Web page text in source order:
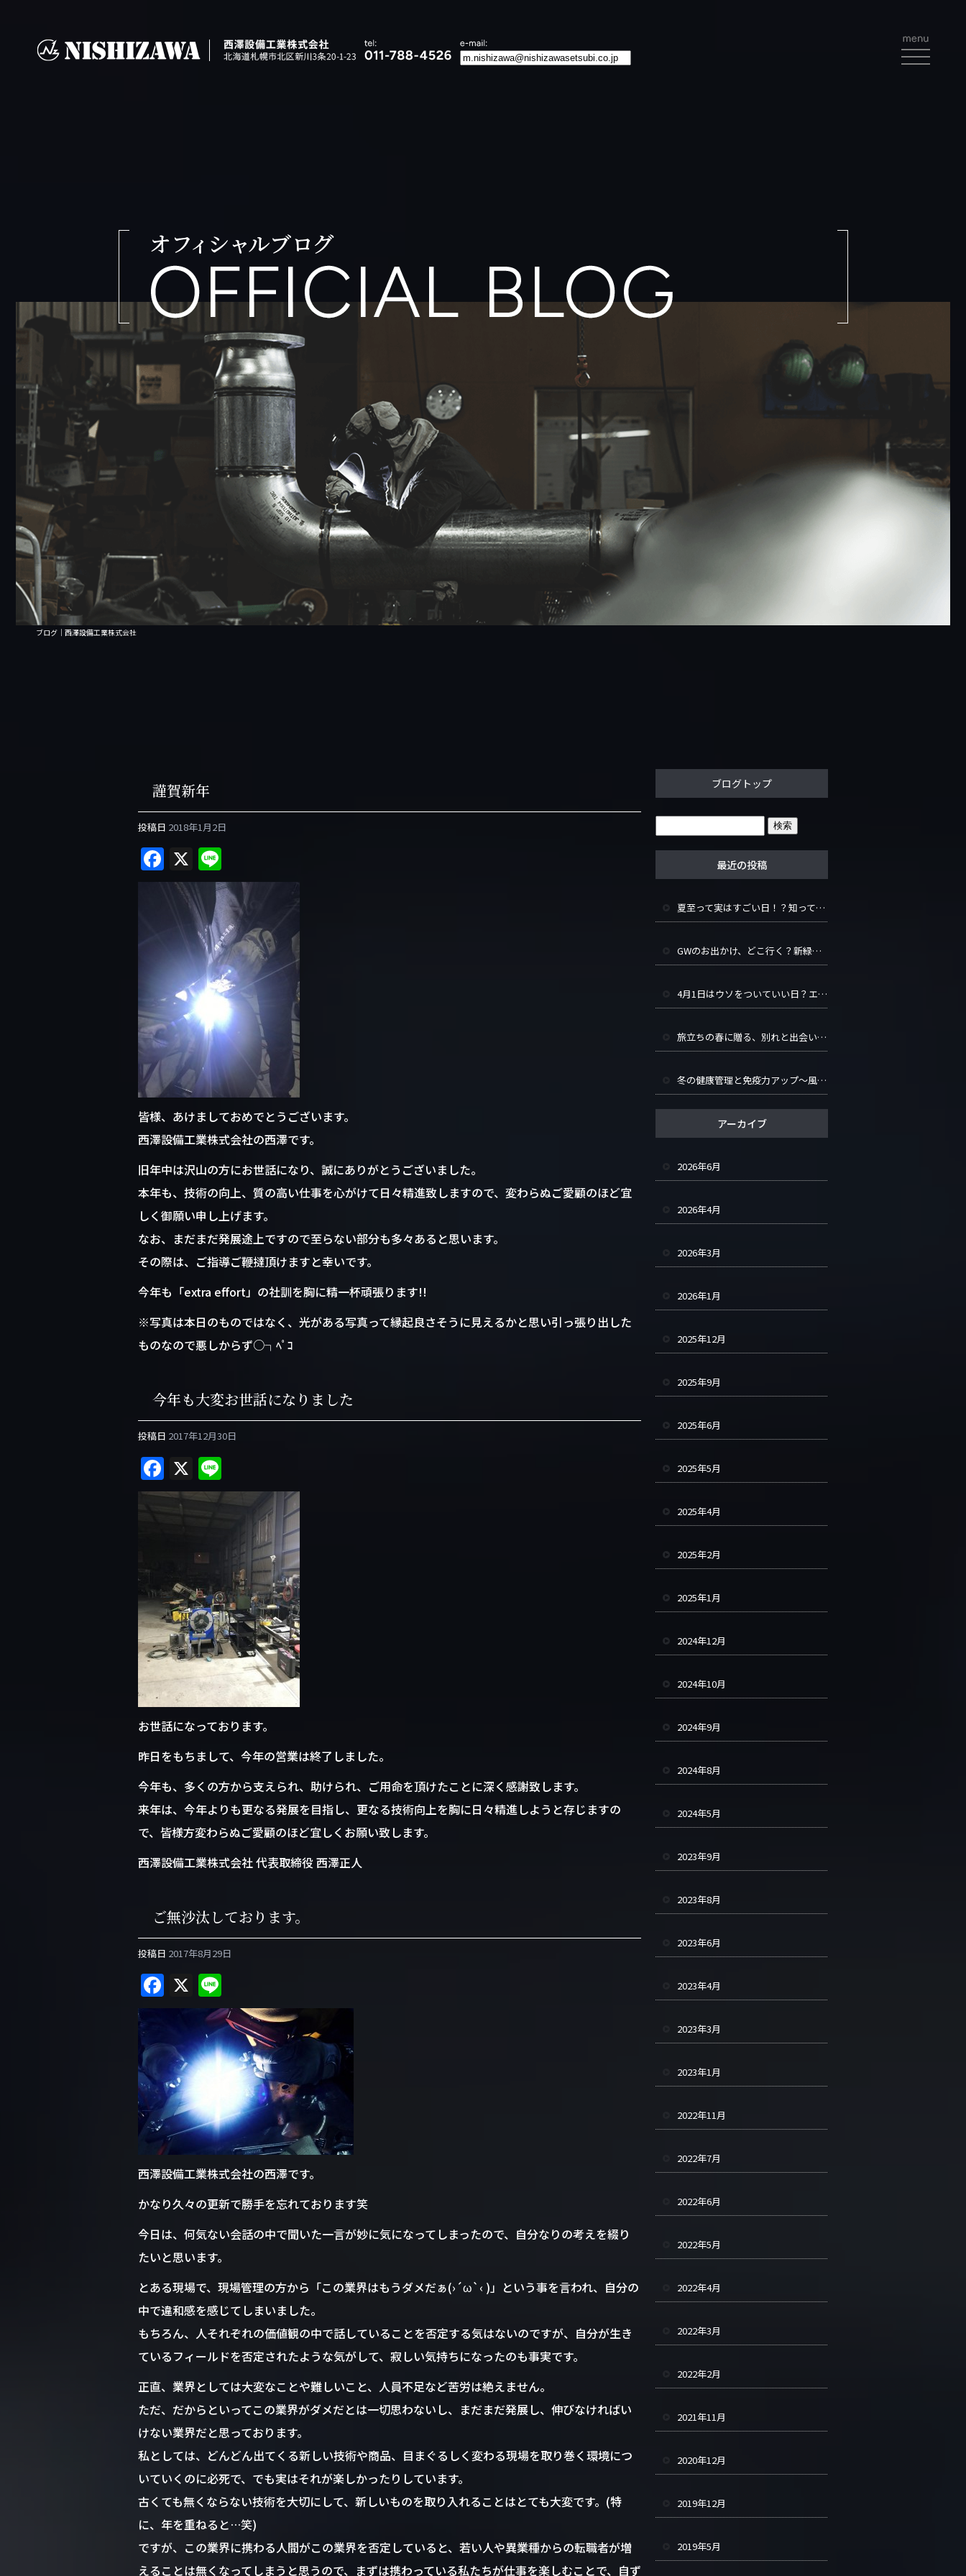
ブログ｜西澤設備工業株式会社
謹賀新年
投稿日 2018年1月2日
F
a
e
b
o
o
k
X
n
e
皆様、あけましておめでとうございます。
西澤設備工業株式会社の西澤です。
旧年中は沢山の方にお世話になり、誠にありがとうございました。
本年も、技術の向上、質の高い仕事を心がけて日々精進致しますので、変わらぬご愛顧のほど宜
しく御願い申し上げます。
なお、まだまだ発展途上ですので至らない部分も多々あると思います。
その際は、ご指導ご鞭撻頂けますと幸いです。
今年も「extra effort」の社訓を胸に精一杯頑張ります!!
※写真は本日のものではなく、光がある写真って縁起良さそうに見えるかと思い引っ張り出した
ものなので悪しからず○┐ﾍﾟｺ
今年も大変お世話になりました
投稿日 2017年12月30日
F
a
c
o
o
k
X
n
e
お世話になっております。
昨日をもちまして、今年の営業は終了しました。
今年も、多くの方から支えられ、助けられ、ご用命を頂けたことに深く感謝致します。
来年は、今年よりも更なる発展を目指し、更なる技術向上を胸に日々精進しようと存じますの
で、皆様方変わらぬご愛顧のほど宜しくお願い致します。
西澤設備工業株式会社 代表取締役 西澤正人
ご無沙汰しております。
投稿日 2017年8月29日
F
c
e
b
o
o
k
X
n
e
西澤設備工業株式会社の西澤です。
かなり久々の更新で勝手を忘れております笑
今日は、何気ない会話の中で聞いた一言が妙に気になってしまったので、自分なりの考えを綴り
たいと思います。
とある現場で、現場管理の方から「この業界はもうダメだぁ(›´ω`‹ )」という事を言われ、自分の
中で違和感を感じてしまいました。
もちろん、人それぞれの価値観の中で話していることを否定する気はないのですが、自分が生き
ているフィールドを否定されたような気がして、寂しい気持ちになったのも事実です。
正直、業界としては大変なことや難しいこと、人員不足など苦労は絶えません。
ただ、だからといってこの業界がダメだとは一切思わないし、まだまだ発展し、伸びなければい
けない業界だと思っております。
私としては、どんどん出てくる新しい技術や商品、目まぐるしく変わる現場を取り巻く環境につ
いていくのに必死で、でも実はそれが楽しかったりしています。
古くても無くならない技術を大切にして、新しいものを取り入れることはとても大変です。(特
に、年を重ねると…笑)
ですが、この業界に携わる人間がこの業界を否定していると、若い人や異業種からの転職者が増
えることは無くなってしまうと思うので、まずは携わっている私たちが仕事を楽しむことで、自ず
ブログトップ
最近の投稿
夏至って実はすごい日！？知って得する豆知識と長い一日の楽しみ方
GWのお出かけ、どこ行く？新緑シーズンをもっと楽しむヒント集
4月1日はウソをついていい日？エイプリルフールの歴史と世界の仕掛けまとめ
旅立ちの春に贈る、別れと出会いを彩るヒント集
冬の健康管理と免疫力アップ～風邪知らずで冬を乗り越える～
アーカイブ
2026年6月
2026年4月
2026年3月
2026年1月
2025年12月
2025年9月
2025年6月
2025年5月
2025年4月
2025年2月
2025年1月
2024年12月
2024年10月
2024年9月
2024年8月
2024年5月
2023年9月
2023年8月
2023年6月
2023年4月
2023年3月
2023年1月
2022年11月
2022年7月
2022年6月
2022年5月
2022年4月
2022年3月
2022年2月
2021年11月
2020年12月
2019年12月
2019年5月